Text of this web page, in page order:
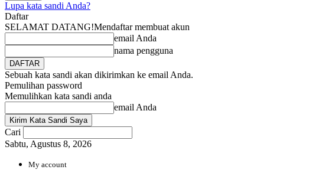
Lupa kata sandi Anda?
Daftar
SELAMAT DATANG!Mendaftar membuat akun
email Anda
nama pengguna
Sebuah kata sandi akan dikirimkan ke email Anda.
Pemulihan password
Memulihkan kata sandi anda
email Anda
Cari
Sabtu, Agustus 8, 2026
My account